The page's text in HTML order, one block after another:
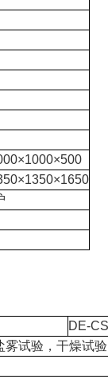
DE-
试验，干燥试